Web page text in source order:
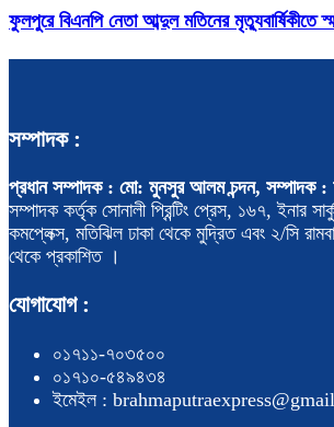
ফুলপুরে বিএনপি নেতা আব্দুল মতিনের মৃত্যুবার্ষিকীতে
সম্পাদক :
প্রধান সম্পাদক : মো: মুনসুর আলম চন্দন, সম্পাদক
সম্পাদক কর্তৃক সোনালী প্রিন্টিং প্রেস, ১৬৭, ইনার
কমপ্লেক্স, মতিঝিল ঢাকা থেকে মুদ্রিত এবং ২/সি
থেকে প্রকাশিত ।
যোগাযোগ :
০১৭১১-৭০৩৫০০
০১৭১০-৫৪৯৪৩৪
ইমেইল :